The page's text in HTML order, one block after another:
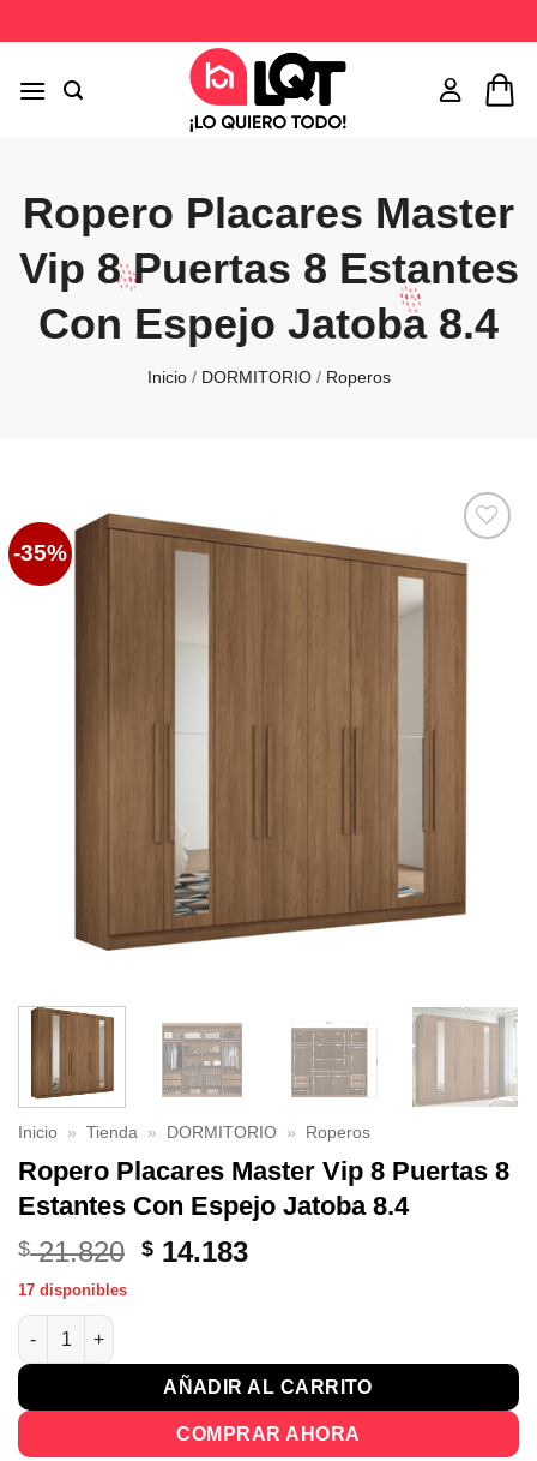
al
Ropero Placares Master
Vip 8 Puertas 8 Estantes
Con Espejo Jatoba 8.4
Inicio / DORMITORIO / Roperos
-35% Favoritos
Inicio » Tienda » DORMITORIO » Roperos
Ropero Placares Master Vip 8 Puertas 8
Estantes Con Espejo Jatoba 8.4
$21.820 El
$ 21.820.
$ 14.183El
$ 14.183.
17 disponibles
Ropero Placares Master Vip 8 Puertas 8 Estantes Con Espejo
AÑADIR AL CARRITO
COMPRAR AHORA